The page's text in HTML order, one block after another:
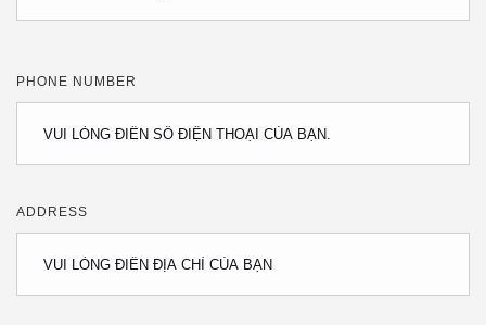
PHONE NUMBER
ADDRESS